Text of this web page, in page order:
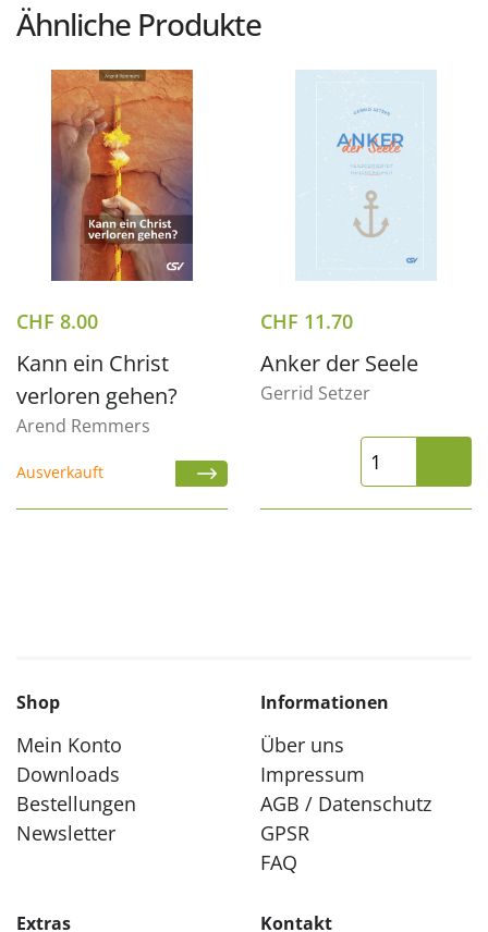
Ähnliche Produkte
CHF 8.00
Kann ein Christ
verloren gehen?
Arend Remmers
Ausverkauft
CHF 11.70
Anker der Seele
Gerrid Setzer
Shop
Mein Konto
Downloads
Bestellungen
Newsletter
Informationen
Über uns
Impressum
AGB / Datenschutz
GPSR
FAQ
Extras Kontakt